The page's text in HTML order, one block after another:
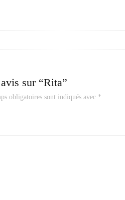
sur “Rita”
obligatoires sont indiqués avec *